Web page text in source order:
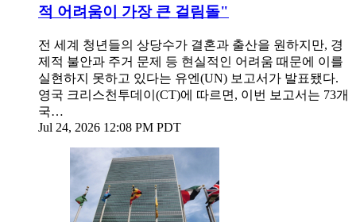
적 어려움이 가장 큰 걸림돌"
전 세계 청년들의 상당수가 결혼과 출산을 원하지만, 경
제적 불안과 주거 문제 등 현실적인 어려움 때문에 이를
실현하지 못하고 있다는 유엔(UN) 보고서가 발표됐다.
영국 크리스천투데이(CT)에 따르면, 이번 보고서는 73개
국…
Jul 24, 2026 12:08 PM PDT